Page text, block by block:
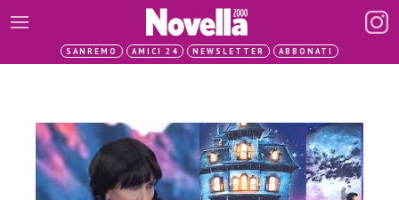
SANREMO AMICI 24 NEWSLETTER ABBONATI